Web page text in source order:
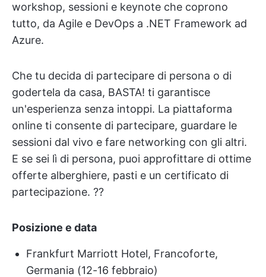
workshop, sessioni e keynote che coprono
tutto, da Agile e DevOps a .NET Framework ad
Azure.
Che tu decida di partecipare di persona o di
godertela da casa, BASTA! ti garantisce
un'esperienza senza intoppi. La piattaforma
online ti consente di partecipare, guardare le
sessioni dal vivo e fare networking con gli altri.
E se sei lì di persona, puoi approfittare di ottime
offerte alberghiere, pasti e un certificato di
partecipazione. ?‍?
Posizione e data
Frankfurt Marriott Hotel, Francoforte,
Germania (12-16 febbraio)